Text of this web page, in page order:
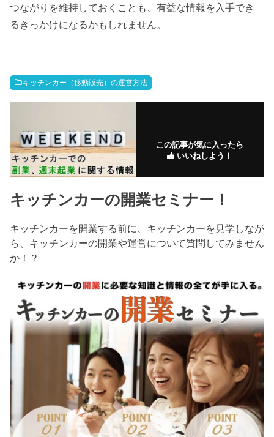
つながりを維持しておくことも、有益な情報を入手でき
るきっかけになるかもしれません。
キッチンカー（移動販売）の運営方法
この記事が気に入ったら
いいねしよう！
キッチンカーの開業セミナー！
キッチンカーを開業する前に、キッチンカーを見学しなが
ら、キッチンカーの開業や運営について質問してみません
か！？